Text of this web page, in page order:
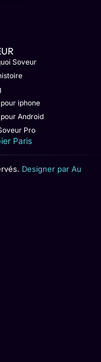
Soveur
iphone
Android
Pro
Paris
Designer par Au